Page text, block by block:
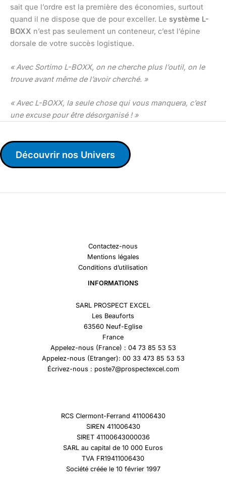
sait que l’ordre est la première des économies, surtout
quand il ne dispose que de pour exceller. Le système L-
BOXX n’est pas seulement un conteneur, c’est l’épine
dorsale de votre succès logistique.
« Avec Sortimo L-BOXX, on ne cherche plus l’outil, on le
trouve avant même de l’avoir cherché. »
« Avec L-BOXX, la seule chose qui vous manquera, c’est
une excuse pour être désorganisé ! »
Découvrir nos Univers
Contactez-nous
Mentions légales
Conditions d’utilisation
INFORMATIONS
SARL PROSPECT EXCEL
Les Beauforts
63560 Neuf-Eglise
France
Appelez-nous (France) : 04 73 85 53 53
Appelez-nous (Etranger): 00 33 473 85 53 53
Écrivez-nous : poste7@prospectexcel.com
RCS Clermont-Ferrand 411006430
SIREN 411006430
SIRET 41100643000036
SARL au capital de 10 000 Euros
TVA FR19411006430
Société créée le 10 février 1997